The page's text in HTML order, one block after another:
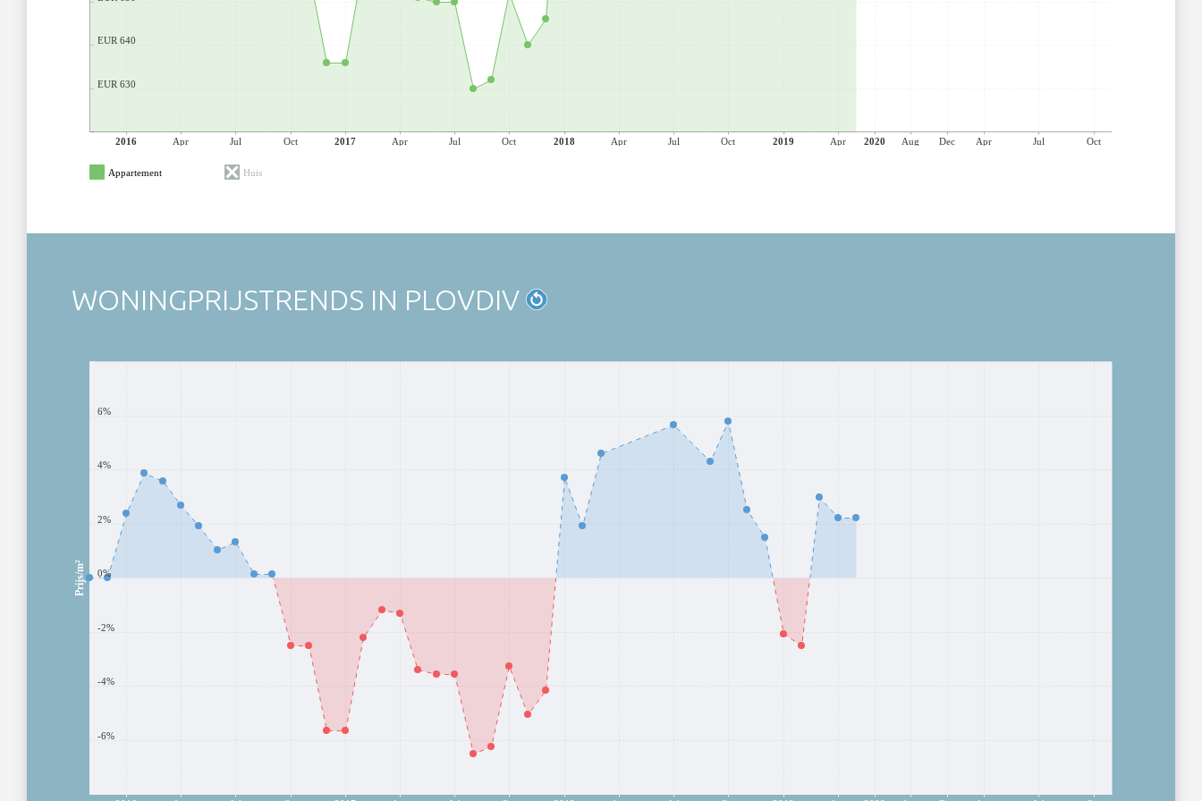
2016 Apr Jul Oct 2017 Apr Jul Oct 2018 Apr Jul Oct 2019 Apr 2020 Aug Dec Apr Jul Oct
EUR 630
EUR 640
Appartement Huis
WONINGPRIJSTRENDS IN PLOVDIV
-6%
-4%
-2%
0%
2%
4%
6%
Prijs/m²